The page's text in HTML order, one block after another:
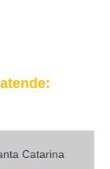
Catarina